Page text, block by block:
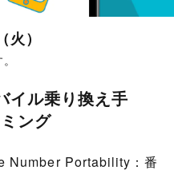
）
イル乗り換え手
ング
Number Portability：番